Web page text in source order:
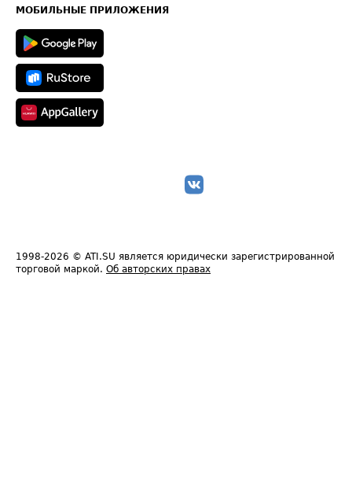
Техническая информация
МОБИЛЬНЫЕ ПРИЛОЖЕНИЯ
1998-2026 © ATI.SU является юридически зарегистрированной
торговой маркой. Об авторских правах